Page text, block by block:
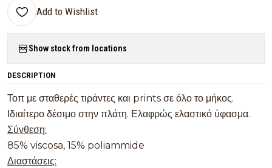
Add to Wishlist
Show stock from locations
DESCRIPTION
Τοπ με σταθερές τιράντες και prints σε όλο το μήκος.
Ιδιαίτερο δέσιμο στην πλάτη. Ελαφρώς ελαστικό ύφασμα.
Σύνθεση:
85% viscosa, 15% poliammide
Διαστάσεις: